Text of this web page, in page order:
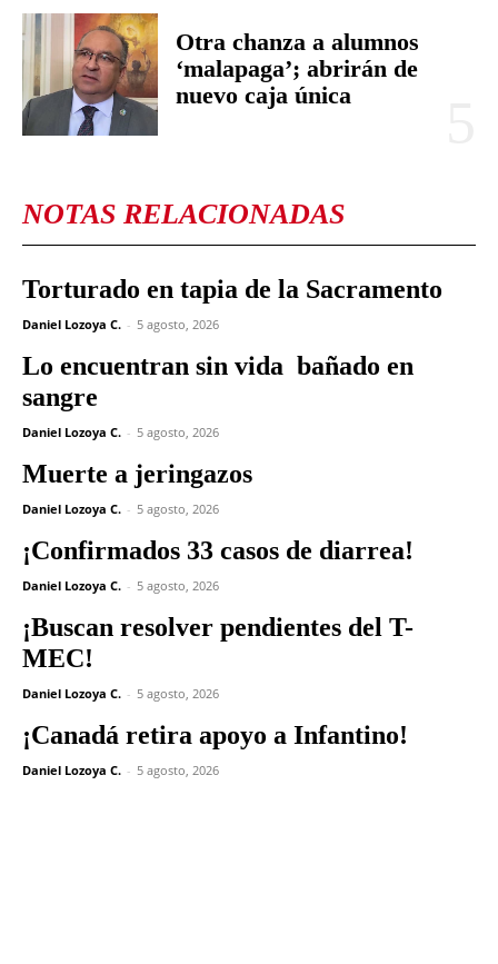
Otra chanza a alumnos
‘malapaga’; abrirán de
nuevo caja única
NOTAS RELACIONADAS
Torturado en tapia de la Sacramento
Daniel Lozoya C. - 5 agosto, 2026
Lo encuentran sin vida bañado en
sangre
Daniel Lozoya C. - 5 agosto, 2026
Muerte a jeringazos
Daniel Lozoya C. - 5 agosto, 2026
¡Confirmados 33 casos de diarrea!
Daniel Lozoya C. - 5 agosto, 2026
¡Buscan resolver pendientes del T-
MEC!
Daniel Lozoya C. - 5 agosto, 2026
¡Canadá retira apoyo a Infantino!
Daniel Lozoya C. - 5 agosto, 2026